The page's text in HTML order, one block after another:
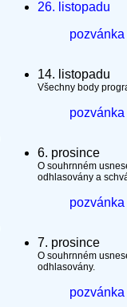
26. listopadu
pozvánka
14. listopadu
Všechny body
pozvánka
6. prosince
O souhrnném
odhlasovány a
pozvánka
7. prosince
O souhrnném
odhlasovány.
pozvánka